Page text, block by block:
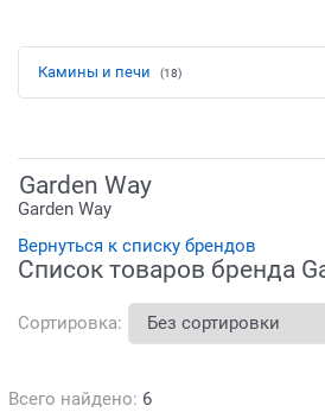
Камины и печи (18)
Garden Way
Garden Way
Вернуться к списку брендов
Список товаров бренда
Сортировка:
Всего найдено: 6